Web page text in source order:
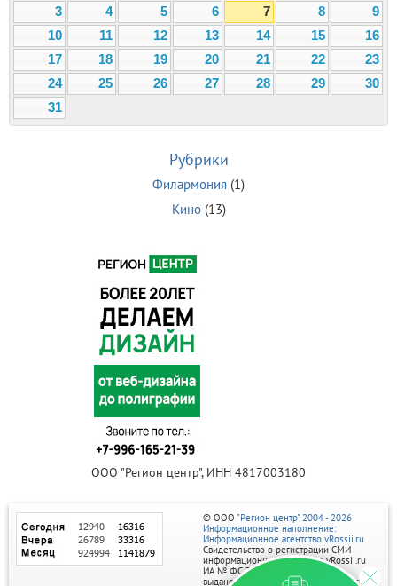
3
4 5 6 7 8
9
10
11 12 13 14 15
16
17
18 19 20 21 22
23
24
25 26 27 28 29
30
31
Рубрики
Филармония (1)
Кино(13)
ООО "Регион центр", ИНН 4817003180
© ООО "Регион центр" 2004 - 2026
Информационное наполнение:
Информационное агентство vRossii.ru
Свидетельство о регистрации СМИ
информационного агентства vRossii.ru
ИА № ФС 77‑35502
выдано РОСКОМНАДЗОРом 04 марта